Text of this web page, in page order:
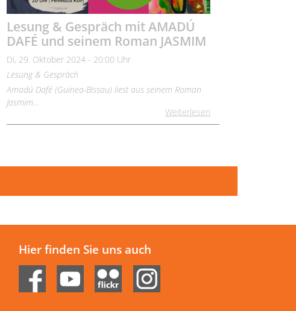
Lesung & Gespräch mit AMADÚ
DAFÉ und seinem Roman JASMIM
Di, 29. Oktober 2024 - 20:00 Uhr
Lesung & Gespräch
Amadú Dafé (Guinea-Bissau) liest aus seinem Roman
Jasmim…
Weiterlesen
Hier finden Sie uns auch